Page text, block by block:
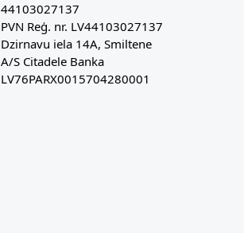
44103027137
PVN Reģ. nr. LV44103027137
Dzirnavu iela 14A, Smiltene
A/S Citadele Banka
LV76PARX0015704280001